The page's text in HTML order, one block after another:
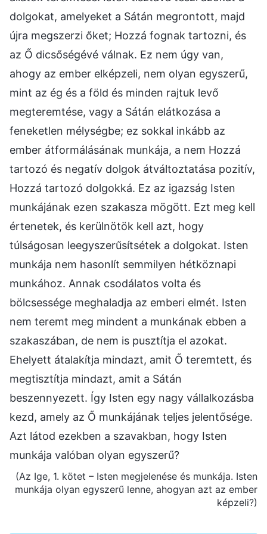
dolgokat, amelyeket a Sátán megrontott, majd
újra megszerzi őket; Hozzá fognak tartozni, és
az Ő dicsőségévé válnak. Ez nem úgy van,
ahogy az ember elképzeli, nem olyan egyszerű,
mint az ég és a föld és minden rajtuk levő
megteremtése, vagy a Sátán elátkozása a
feneketlen mélységbe; ez sokkal inkább az
ember átformálásának munkája, a nem Hozzá
tartozó és negatív dolgok átváltoztatása pozitív,
Hozzá tartozó dolgokká. Ez az igazság Isten
munkájának ezen szakasza mögött. Ezt meg kell
értenetek, és kerülnötök kell azt, hogy
túlságosan leegyszerűsítsétek a dolgokat. Isten
munkája nem hasonlít semmilyen hétköznapi
munkához. Annak csodálatos volta és
bölcsessége meghaladja az emberi elmét. Isten
nem teremt meg mindent a munkának ebben a
szakaszában, de nem is pusztítja el azokat.
Ehelyett átalakítja mindazt, amit Ő teremtett, és
megtisztítja mindazt, amit a Sátán
beszennyezett. Így Isten egy nagy vállalkozásba
kezd, amely az Ő munkájának teljes jelentősége.
Azt látod ezekben a szavakban, hogy Isten
munkája valóban olyan egyszerű?
(Az Ige, 1. kötet – Isten megjelenése és munkája. Isten
munkája olyan egyszerű lenne, ahogyan azt az ember
képzeli?)